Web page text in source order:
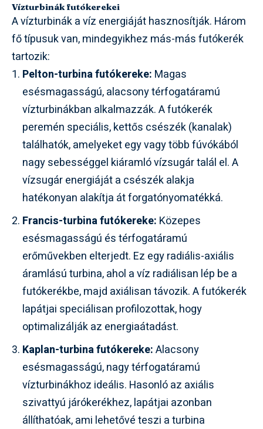
Vízturbinák futókerekei
A vízturbinák a víz energiáját hasznosítják. Három
fő típusuk van, mindegyikhez más-más futókerék
tartozik:
Pelton-turbina futókereke: Magas
esésmagasságú, alacsony térfogatáramú
vízturbinákban alkalmazzák. A futókerék
peremén speciális, kettős csészék (kanalak)
találhatók, amelyeket egy vagy több fúvókából
nagy sebességgel kiáramló vízsugár talál el. A
vízsugár energiáját a csészék alakja
hatékonyan alakítja át forgatónyomatékká.
Francis-turbina futókereke: Közepes
esésmagasságú és térfogatáramú
erőművekben elterjedt. Ez egy radiális-axiális
áramlású turbina, ahol a víz radiálisan lép be a
futókerékbe, majd axiálisan távozik. A futókerék
lapátjai speciálisan profilozottak, hogy
optimalizálják az energiaátadást.
Kaplan-turbina futókereke:Alacsony
esésmagasságú, nagy térfogatáramú
vízturbinákhoz ideális. Hasonló az axiális
szivattyú járókerékhez, lapátjai azonban
állíthatóak, ami lehetővé teszi a turbina